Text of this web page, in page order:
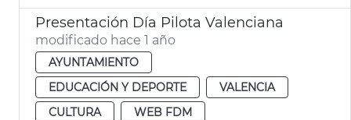
Presentación Día Pilota Valenciana
modificado hace 1 año
AYUNTAMIENTO
EDUCACIÓN Y DEPORTE
VALENCIA
CULTURA
WEB FDM